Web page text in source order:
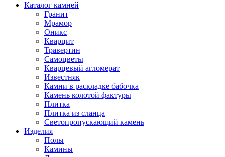
Каталог камней
Гранит
Мрамор
Оникс
Кварцит
Травертин
Самоцветы
Кварцевый агломерат
Известняк
Камни в раскладке бабочка
Камень колотой фактуры
Плитка
Плитка из сланца
Светопропускающий камень
Изделия
Полы
Камины